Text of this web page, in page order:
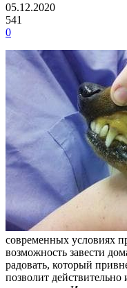
05.12.2020
541
0
современных условиях
возможность завести
радовать, который
позволит